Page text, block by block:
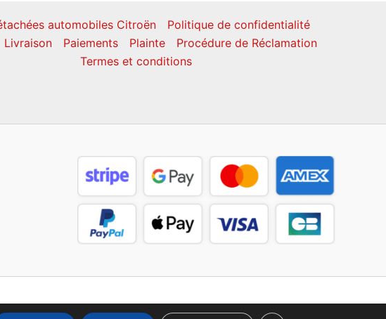
automobiles Citroën
Politique de confidentialité
Livraison Paiements Plainte
Procédure de Réclamation
Termes et conditions